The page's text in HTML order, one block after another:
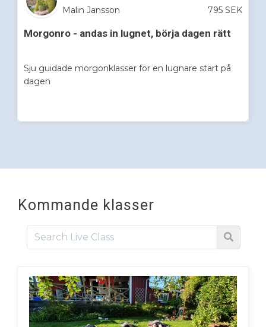
Malin Jansson 795 SEK
Morgonro - andas in lugnet, börja dagen rätt
Sju guidade morgonklasser för en lugnare start på
dagen
Kommande klasser